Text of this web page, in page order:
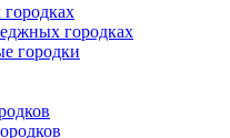
городках
городки